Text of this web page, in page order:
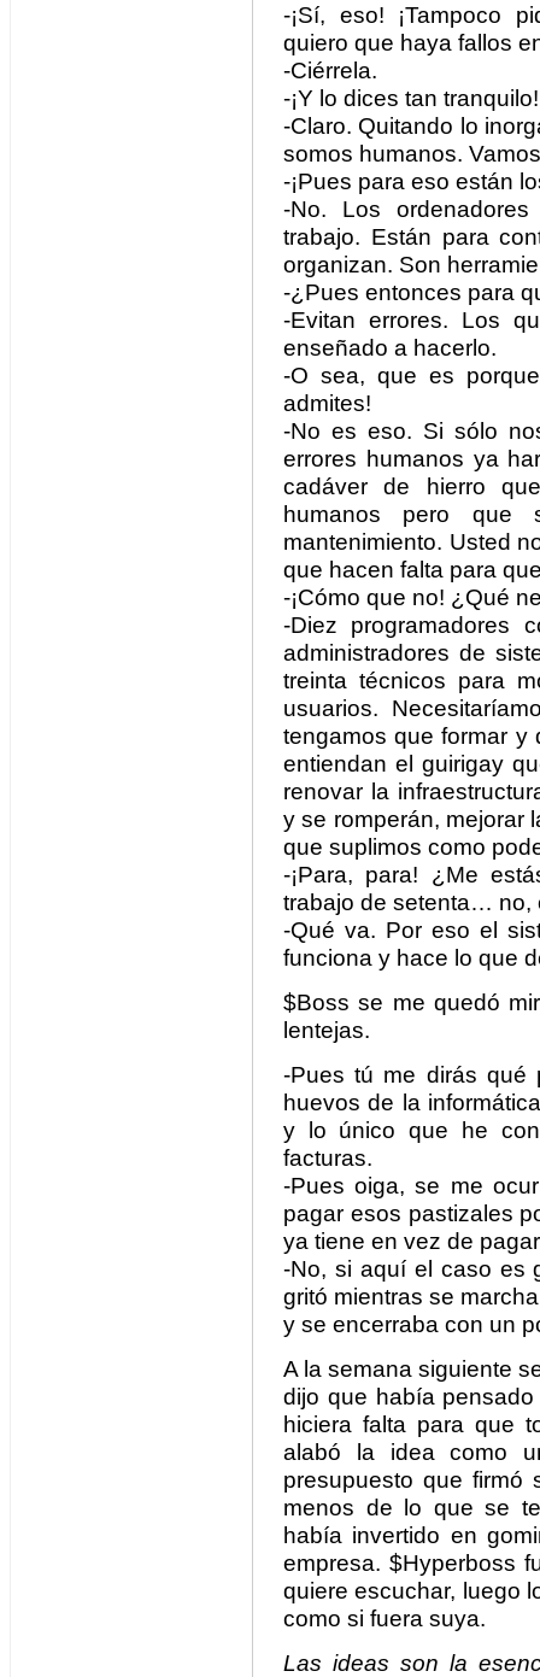
-¡Sí, eso! ¡Tampoco
quiero que haya fallos
-Ciérrela.
-¡Y lo dices tan tranquilo!
-Claro. Quitando lo
somos humanos.
-¡Pues para eso están
-No. Los
trabajo. Están para
organizan. Son
-¿Pues entonces para
-Evitan errores. Los
enseñado a hacerlo.
-O sea, que es
admites!
-No es eso. Si sólo
errores humanos ya
cadáver de hierro
humanos pero
mantenimiento. Usted
que hacen falta para
-¡Cómo que no! ¿Qué
-Diez programadores
administradores de
treinta técnicos para
usuarios.
tengamos que formar y
entiendan el guirigay
renovar la
y se romperán, mejorar
que suplimos como
-¡Para, para! ¿Me
trabajo de setenta… no,
-Qué va. Por eso el
funciona y hace lo que
$Boss se me quedó
lentejas.
-Pues tú me dirás qué
huevos de la
y lo único que he
facturas.
-Pues oiga, se me
pagar esos pastizales
ya tiene en vez de
-No, si aquí el caso es
gritó mientras se
y se encerraba con un
A la semana siguiente
dijo que había
hiciera falta para que
alabó la idea como
presupuesto que firmó
menos de lo que se
había invertido en
empresa. $Hyperboss
quiere escuchar, luego
como si fuera suya.
Las ideas son la